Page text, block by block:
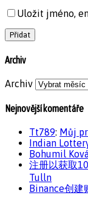
Uložit jméno,
Archiv
Archiv
Nejnovější komentáře
Tt789: Můj
Indian
Bohumil
注册以获取
Tulln
Binance创建